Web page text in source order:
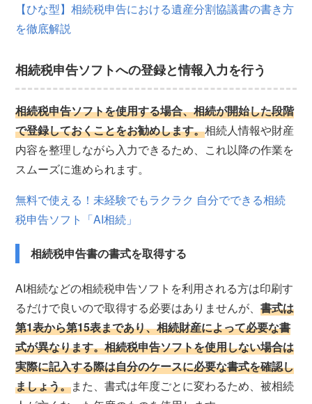
【ひな型】相続税申告における遺産分割協議書の書き方
を徹底解説
相続税申告ソフトへの登録と情報入力を行う
相続税申告ソフトを使用する場合、相続が開始した段階
で登録しておくことをお勧めします。相続人情報や財産
内容を整理しながら入力できるため、これ以降の作業を
スムーズに進められます。
無料で使える！未経験でもラクラク 自分でできる相続
税申告ソフト「AI相続」
相続税申告書の書式を取得する
AI相続などの相続税申告ソフトを利用される方は印刷す
るだけで良いので取得する必要はありませんが、書式は
第1表から第15表まであり、相続財産によって必要な書
式が異なります。相続税申告ソフトを使用しない場合は
実際に記入する際は自分のケースに必要な書式を確認し
ましょう。また、書式は年度ごとに変わるため、被相続